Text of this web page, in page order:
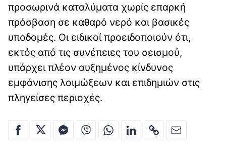
προσωρινά καταλύματα χωρίς επαρκή
πρόσβαση σε καθαρό νερό και βασικές
υποδομές. Οι ειδικοί προειδοποιούν ότι,
εκτός από τις συνέπειες του σεισμού,
υπάρχει πλέον αυξημένος κίνδυνος
εμφάνισης λοιμώξεων και επιδημιών στις
πληγείσες περιοχές.